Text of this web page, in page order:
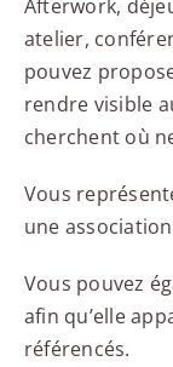
Afterwork,
atelier,
pouvez
rendre visible
cherchent où
Vous
une
Vous pouvez
afin qu’elle
référencés.